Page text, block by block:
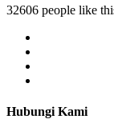
32606 people like
Hubungi Kami